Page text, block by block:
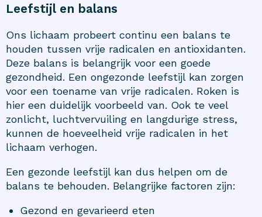
Leefstijl en balans
Ons lichaam probeert continu een balans te
houden tussen vrije radicalen en antioxidanten.
Deze balans is belangrijk voor een goede
gezondheid. Een ongezonde leefstijl kan zorgen
voor een toename van vrije radicalen. Roken is
hier een duidelijk voorbeeld van. Ook te veel
zonlicht, luchtvervuiling en langdurige stress,
kunnen de hoeveelheid vrije radicalen in het
lichaam verhogen.
Een gezonde leefstijl kan dus helpen om de
balans te behouden. Belangrijke factoren zijn:
Gezond en gevarieerd eten